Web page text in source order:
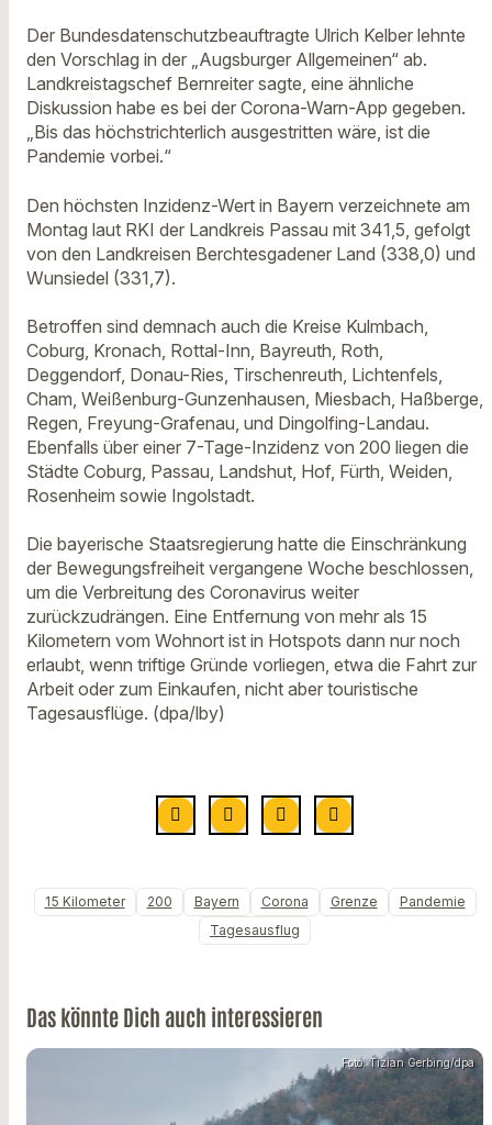
Der Bundesdatenschutzbeauftragte Ulrich Kelber lehnte
den Vorschlag in der „Augsburger Allgemeinen“ ab.
Landkreistagschef Bernreiter sagte, eine ähnliche
Diskussion habe es bei der Corona-Warn-App gegeben.
„Bis das höchstrichterlich ausgestritten wäre, ist die
Pandemie vorbei.“
Den höchsten Inzidenz-Wert in Bayern verzeichnete am
Montag laut RKI der Landkreis Passau mit 341,5, gefolgt
von den Landkreisen Berchtesgadener Land (338,0) und
Wunsiedel (331,7).
Betroffen sind demnach auch die Kreise Kulmbach,
Coburg, Kronach, Rottal-Inn, Bayreuth, Roth,
Deggendorf, Donau-Ries, Tirschenreuth, Lichtenfels,
Cham, Weißenburg-Gunzenhausen, Miesbach, Haßberge,
Regen, Freyung-Grafenau, und Dingolfing-Landau.
Ebenfalls über einer 7-Tage-Inzidenz von 200 liegen die
Städte Coburg, Passau, Landshut, Hof, Fürth, Weiden,
Rosenheim sowie Ingolstadt.
Die bayerische Staatsregierung hatte die Einschränkung
der Bewegungsfreiheit vergangene Woche beschlossen,
um die Verbreitung des Coronavirus weiter
zurückzudrängen. Eine Entfernung von mehr als 15
Kilometern vom Wohnort ist in Hotspots dann nur noch
erlaubt, wenn triftige Gründe vorliegen, etwa die Fahrt zur
Arbeit oder zum Einkaufen, nicht aber touristische
Tagesausflüge. (dpa/lby)
15 Kilometer 200 Bayern Corona Grenze
Pandemie
Tagesausflug
Das könnte Dich auch interessieren
Foto: Tizian Gerbing/dpa